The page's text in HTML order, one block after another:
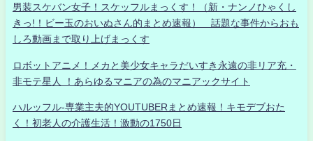
男装スケバン女子！スケッフルまっくす！（新・ナンノひゃくし
きっ!！ビー玉のおいぬさん的まとめ速報） 話題な事件からおも
しろ動画まで取り上げまっくす
ロボットアニメ！メカと美少女キャラだいすき永遠の非リア充・
非モテ星人 ！あらゆるマニアの為のマニアックサイト
ハルッフル-専業主夫的YOUTUBERまとめ速報！キモデブおた
く！初老人の介護生活！激動の1750日